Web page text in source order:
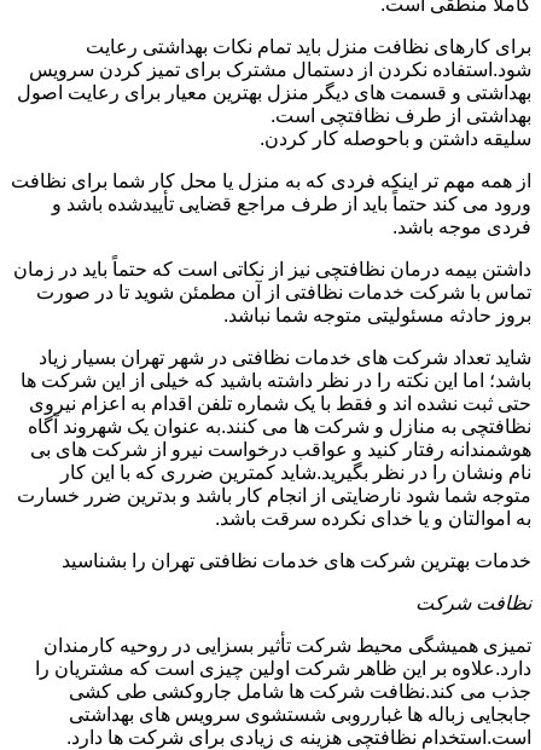
کاملاً منطقی است.
برای کارهای نظافت منزل باید تمام نکات بهداشتی رعایت
شود.استفاده نکردن از دستمال مشترک برای تمیز کردن سرویس
بهداشتی و قسمت های دیگر منزل بهترین معیار برای رعایت اصول
بهداشتی از طرف نظافتچی است.
سلیقه داشتن و باحوصله کار کردن.
از همه مهم تر اینکه فردی که به منزل یا محل کار شما برای نظافت
ورود می کند حتماً باید از طرف مراجع قضایی تأییدشده باشد و
فردی موجه باشد.
داشتن بیمه درمان نظافتچی نیز از نکاتی است که حتماً باید در زمان
تماس با شرکت خدمات نظافتی از آن مطمئن شوید تا در صورت
بروز حادثه مسئولیتی متوجه شما نباشد.
شاید تعداد شرکت های خدمات نظافتی در شهر تهران بسیار زیاد
باشد؛ اما این نکته را در نظر داشته باشید که خیلی از این شرکت ها
حتی ثبت نشده اند و فقط با یک شماره تلفن اقدام به اعزام نیروی
نظافتچی به منازل و شرکت ها می کنند.به عنوان یک شهروند آگاه
هوشمندانه رفتار کنید و عواقب درخواست نیرو از شرکت های بی
نام ونشان را در نظر بگیرید.شاید کمترین ضرری که با این کار
متوجه شما شود نارضایتی از انجام کار باشد و بدترین ضرر خسارت
به اموالتان و یا خدای نکرده سرقت باشد.
خدمات بهترین شرکت های خدمات نظافتی تهران را بشناسید
نظافت شرکت
تمیزی همیشگی محیط شرکت تأثیر بسزایی در روحیه کارمندان
دارد.علاوه بر این ظاهر شرکت اولین چیزی است که مشتریان را
جذب می کند.نظافت شرکت ها شامل جاروکشی طی کشی
جابجایی زباله ها غبارروبی شستشوی سرویس های بهداشتی
است.استخدام نظافتچی هزینه ی زیادی برای شرکت ها دارد.